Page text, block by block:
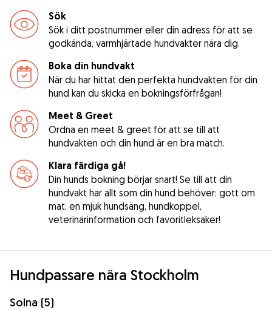
Sök
Sök i ditt postnummer eller din adress för att se
godkända, varmhjärtade hundvakter nära dig.
Boka din hundvakt
När du har hittat den perfekta hundvakten för din
hund kan du skicka en bokningsförfrågan!
Meet & Greet
Ordna en meet & greet för att se till att
hundvakten och din hund är en bra match.
Klara färdiga gå!
Din hunds bokning börjar snart! Se till att din
hundvakt har allt som din hund behöver: gott om
mat, en mjuk hundsäng, hundkoppel,
veterinärinformation och favoritleksaker!
Hundpassare nära Stockholm
Solna (5)